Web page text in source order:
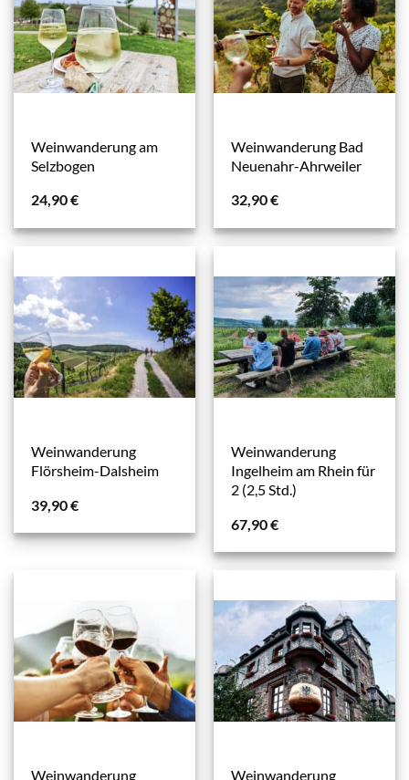
Weinwanderung am
Selzbogen
24,90€
Weinwanderung Bad
Neuenahr-Ahrweiler
32,90€
Weinwanderung
Flörsheim-Dalsheim
39,90€
Weinwanderung
Ingelheim am Rhein für
2 (2,5 Std.)
67,90€
Weinwanderung Weinwanderung